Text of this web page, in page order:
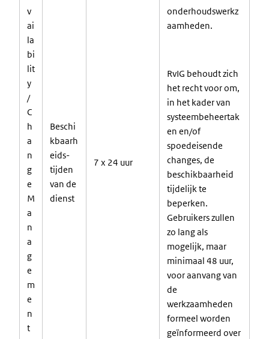
v
ai
la
bi
lit
y
/
C
h
a
n
g
e
M
a
n
a
g
e
m
e
n
t
Beschi
kbaarh
eids-
tijden
van de
dienst
7 x 24 uur
onderhoudswerkz
aamheden.
RvIG behoudt zich
het recht voor om,
in het kader van
systeembeheertak
en en/of
spoedeisende
changes, de
beschikbaarheid
tijdelijk te
beperken.
Gebruikers zullen
zo lang als
mogelijk, maar
minimaal 48 uur,
voor aanvang van
de
werkzaamheden
formeel worden
geïnformeerd over